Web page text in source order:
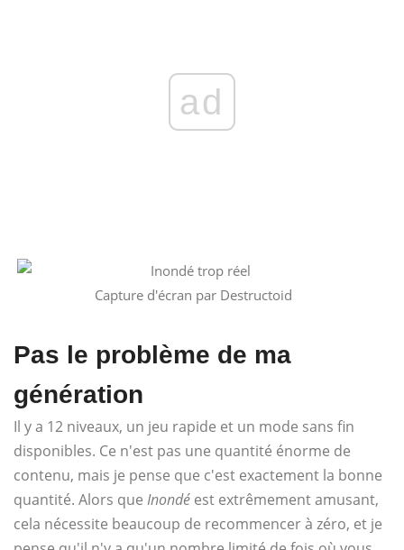
ad
Capture d'écran par Destructoid
Pas le problème de ma
génération
Il y a 12 niveaux, un jeu rapide et un mode sans fin
disponibles. Ce n'est pas une quantité énorme de
contenu, mais je pense que c'est exactement la bonne
quantité. Alors que Inondé est extrêmement amusant,
cela nécessite beaucoup de recommencer à zéro, et je